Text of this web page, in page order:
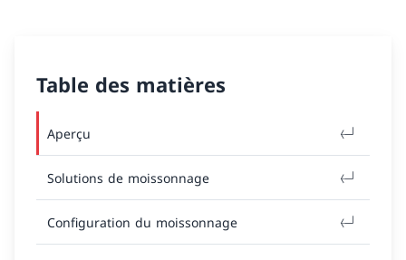
Table des matières
Aperçu
Solutions de moissonnage
Configuration du moissonnage